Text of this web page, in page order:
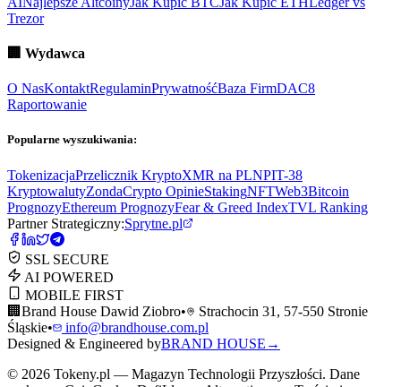
Trezor
🏢 Wydawca
O NasKontaktRegulaminPrywatnośćBaza FirmDAC8
Raportowanie
Popularne wyszukiwania:
TokenizacjaPrzelicznik KryptoXMR na PLNPIT-38
KryptowalutyZondaCrypto OpinieStakingNFTWeb3Bitcoin
PrognozyEthereum PrognozyFear & Greed IndexTVL Ranking
Partner Strategiczny:Sprytne.pl
SSL SECURE
AI POWERED
MOBILE FIRST
🏢 Brand House Dawid Ziobro•
Strachocin 31, 57-550 Stronie
Śląskie•
info@brandhouse.com.pl
Designed & Engineered byBRAND HOUSE →
© 2026 Tokeny.pl — Magazyn Technologii Przyszłości. Dane